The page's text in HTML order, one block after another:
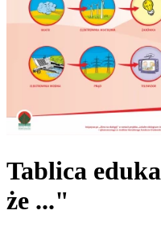
Tablica
że ..."